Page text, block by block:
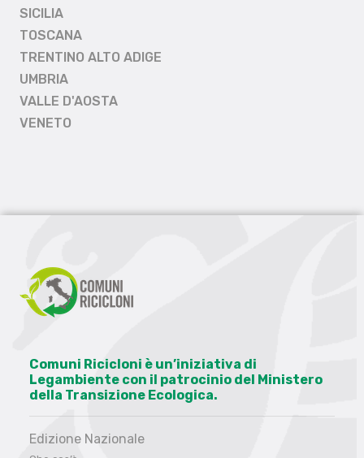
SICILIA
TOSCANA
TRENTINO ALTO ADIGE
UMBRIA
VALLE D'AOSTA
VENETO
Comuni Ricicloni è un’iniziativa di
Legambiente con il patrocinio del Ministero
della Transizione Ecologica.
Edizione Nazionale